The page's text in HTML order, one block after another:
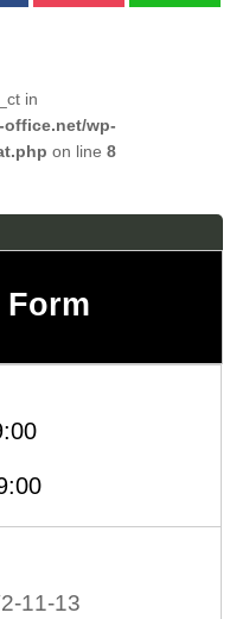
in
office.net/wp-
on line8
Form
11-13